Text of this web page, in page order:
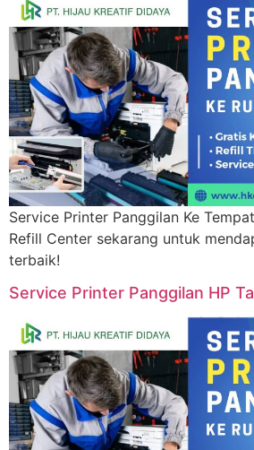
Service Printer Panggilan Ke
Refill Center sekarang untuk
terbaik!
Service Printer Panggilan HP